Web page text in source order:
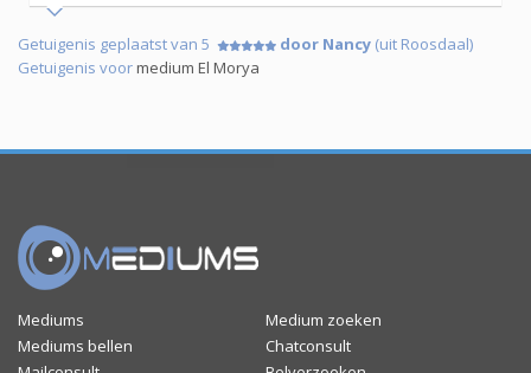
Getuigenis geplaatst van 5 door Nancy (uit Roosdaal)
Getuigenis voormedium El Morya
Mediums
Medium zoeken
Mediums bellen
Chatconsult